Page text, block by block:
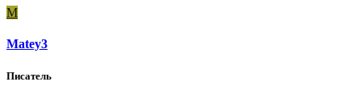
M
Matey3
Писатель